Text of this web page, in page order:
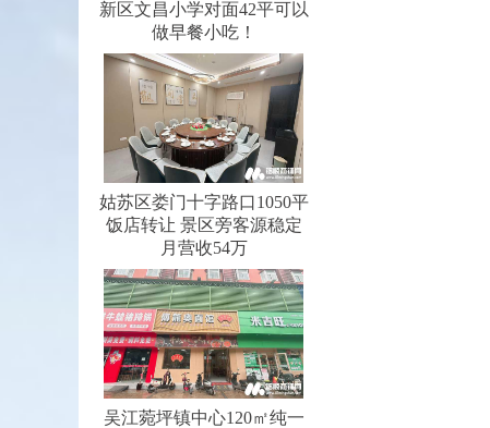
新区文昌小学对面42平可以
做早餐小吃！
姑苏区娄门十字路口1050平
饭店转让 景区旁客源稳定
月营收54万
吴江菀坪镇中心120㎡纯一